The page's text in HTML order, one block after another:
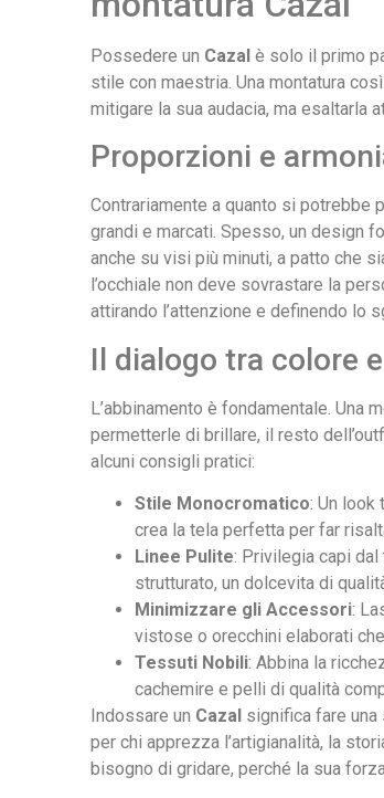
Possedere un Cazal è solo il primo
stile con maestria. Una montatura
mitigare la sua audacia, ma esaltarla
Proporzioni e
Contrariamente a quanto si potrebbe
grandi e marcati. Spesso, un design
anche su visi più minuti, a patto che
l’occhiale non deve sovrastare la
attirando l’attenzione e definendo lo
Il dialogo tra colore
L’abbinamento è fondamentale. Una
permetterle di brillare, il resto
alcuni consigli pratici:
Stile Monocromatico: Un look
crea la tela perfetta per far
Linee Pulite: Privilegia capi
strutturato, un dolcevita di
Minimizzare gli Accessori:
vistose o orecchini elaborati
Tessuti Nobili: Abbina la
cachemire e pelli di qualità
Indossare un Cazal significa fare una
per chi apprezza l’artigianalità, la
bisogno di gridare, perché la sua